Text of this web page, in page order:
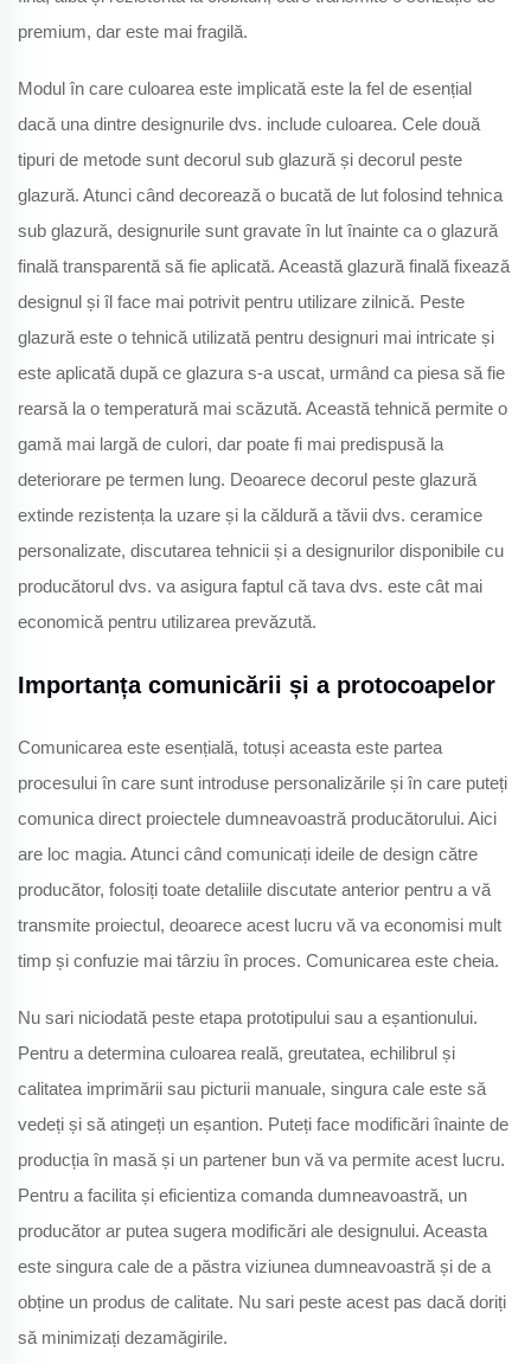
premium, dar este mai fragilă.
Modul în care culoarea este implicată este la fel de esențial
dacă una dintre designurile dvs. include culoarea. Cele două
tipuri de metode sunt decorul sub glazură și decorul peste
glazură. Atunci când decorează o bucată de lut folosind tehnica
sub glazură, designurile sunt gravate în lut înainte ca o glazură
finală transparentă să fie aplicată. Această glazură finală fixează
designul și îl face mai potrivit pentru utilizare zilnică. Peste
glazură este o tehnică utilizată pentru designuri mai intricate și
este aplicată după ce glazura s-a uscat, urmând ca piesa să fie
rearsă la o temperatură mai scăzută. Această tehnică permite o
gamă mai largă de culori, dar poate fi mai predispusă la
deteriorare pe termen lung. Deoarece decorul peste glazură
extinde rezistența la uzare și la căldură a tăvii dvs. ceramice
personalizate, discutarea tehnicii și a designurilor disponibile cu
producătorul dvs. va asigura faptul că tava dvs. este cât mai
economică pentru utilizarea prevăzută.
Importanța comunicării și a protocoapelor
Comunicarea este esențială, totuși aceasta este partea
procesului în care sunt introduse personalizările și în care puteți
comunica direct proiectele dumneavoastră producătorului. Aici
are loc magia. Atunci când comunicați ideile de design către
producător, folosiți toate detaliile discutate anterior pentru a vă
transmite proiectul, deoarece acest lucru vă va economisi mult
timp și confuzie mai târziu în proces. Comunicarea este cheia.
Nu sari niciodată peste etapa prototipului sau a eșantionului.
Pentru a determina culoarea reală, greutatea, echilibrul și
calitatea imprimării sau picturii manuale, singura cale este să
vedeți și să atingeți un eșantion. Puteți face modificări înainte de
producția în masă și un partener bun vă va permite acest lucru.
Pentru a facilita și eficientiza comanda dumneavoastră, un
producător ar putea sugera modificări ale designului. Aceasta
este singura cale de a păstra viziunea dumneavoastră și de a
obține un produs de calitate. Nu sari peste acest pas dacă doriți
să minimizați dezamăgirile.